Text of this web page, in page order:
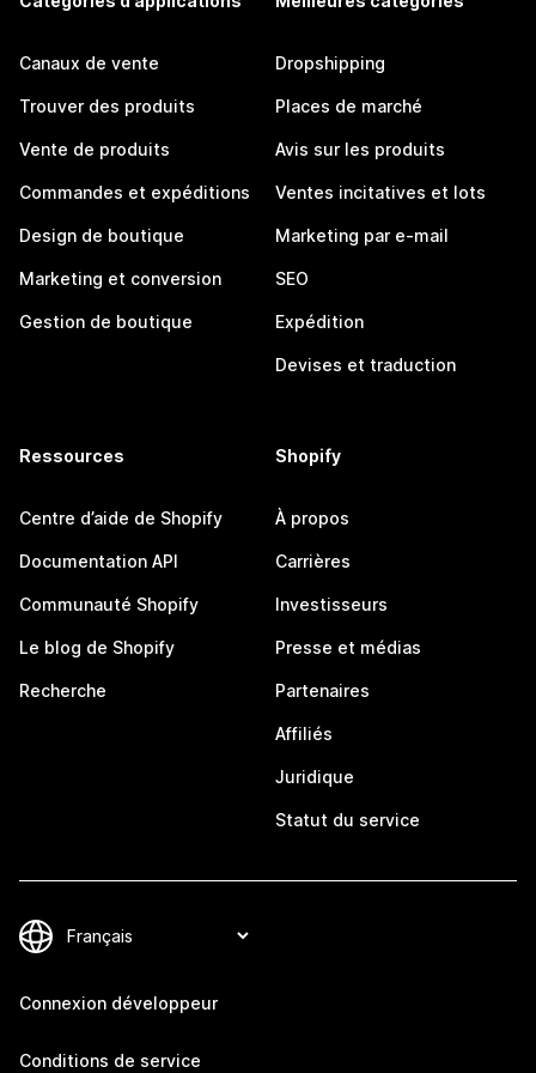
Canaux de vente
Trouver des produits
Vente de produits
Commandes et expéditions
Design de boutique
Marketing et conversion
Gestion de boutique
Dropshipping
Places de marché
Avis sur les produits
Ventes incitatives et lots
Marketing par e-mail
SEO
Expédition
Devises et traduction
Ressources
Centre d’aide de Shopify
Documentation API
Communauté Shopify
Le blog de Shopify
Recherche
Shopify
À propos
Carrières
Investisseurs
Presse et médias
Partenaires
Affiliés
Juridique
Statut du service
Connexion développeur
Conditions de service